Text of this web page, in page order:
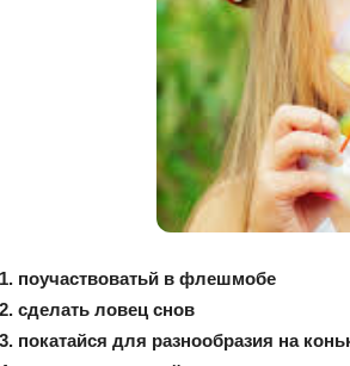
поучаствоватьй в флешмобе
сделать ловец снов
покатайся для разнообразия на